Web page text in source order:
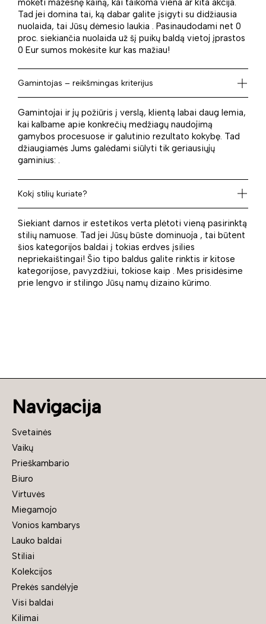
mokėti mažesnę kainą, kai taikoma viena ar kita akcija.
Tad jei domina tai, ką dabar galite įsigyti su didžiausia
nuolaida, tai Jūsų dėmesio laukia . Pasinaudodami net 0
proc. siekiančia nuolaida už šį puikų baldą vietoj įprastos
0 Eur sumos mokėsite kur kas mažiau!
Gamintojas – reikšmingas kriterijus
Gamintojai ir jų požiūris į verslą, klientą labai daug lemia,
kai kalbame apie konkrečių medžiagų naudojimą
gamybos procesuose ir galutinio rezultato kokybę. Tad
džiaugiamės Jums galėdami siūlyti tik geriausiųjų
gaminius: .
Kokį stilių kuriate?
Siekiant darnos ir estetikos verta plėtoti vieną pasirinktą
stilių namuose. Tad jei Jūsų būste dominuoja , tai būtent
šios kategorijos baldai į tokias erdves įsilies
nepriekaištingai! Šio tipo baldus galite rinktis ir kitose
kategorijose, pavyzdžiui, tokiose kaip . Mes prisidėsime
prie lengvo ir stilingo Jūsų namų dizaino kūrimo.
Navigacija
Svetainės
Vaikų
Prieškambario
Biuro
Virtuvės
Miegamojo
Vonios kambarys
Lauko baldai
Stiliai
Kolekcijos
Prekės sandėlyje
Visi baldai
Kilimai